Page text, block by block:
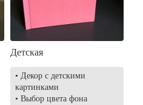
Детская
• Декор с детскими
картинками
• Выбор цвета фона